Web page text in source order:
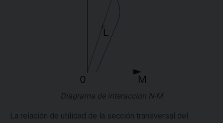
Diagrama de interacción N-M
La relación de utilidad de la sección transversal del